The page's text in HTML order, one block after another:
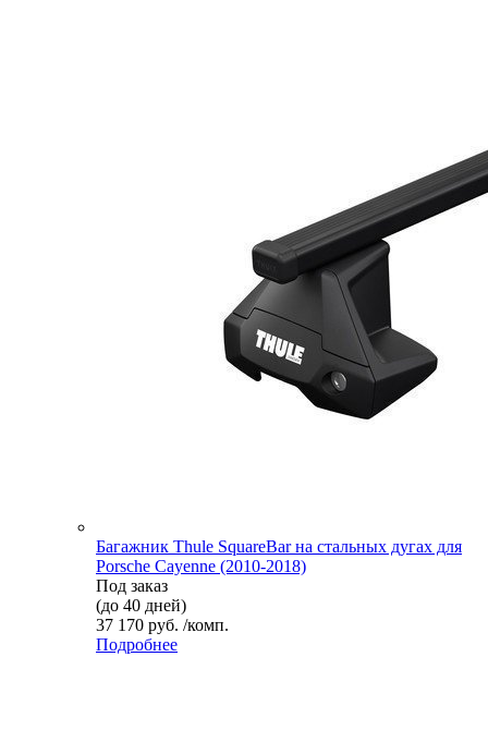
Багажник Thule SquareBar на стальных дугах для
Porsche Cayenne (2010-2018)
Под заказ
(до 40 дней)
37 170 руб. /комп.
Подробнее